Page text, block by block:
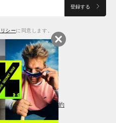
登録する
シーに同意します。
販の表記 会員規約